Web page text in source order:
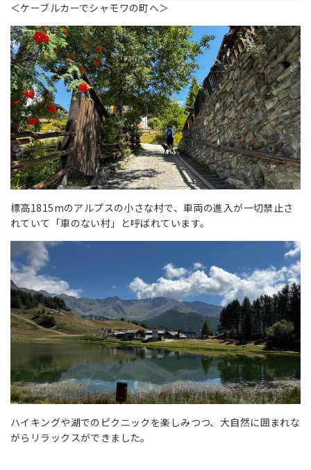
＜ケーブルカーでシャモワの町へ＞
標高1815mのアルプスの小さな村で、車両の進入が一切禁止さ
れていて「車のない村」と呼ばれています。
ハイキングや湖でのピクニックを楽しみつつ、大自然に囲まれな
がらリラックスができました。